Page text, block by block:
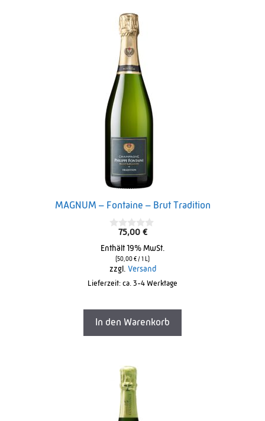
MAGNUM – Fontaine – Brut Tradition
o
u
o
5
75,00 €
Enthält 19% MwSt.
50,00 € / 1 L)
zzgl. Versand
Lieferzeit: ca. 3-4 Werktage
In den Warenkorb